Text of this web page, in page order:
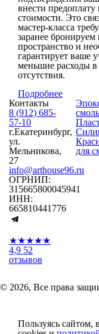
внести
стоимости. Это
мастер-класса
заранее
пространство и
гарантирует ваше
меньшие расходы в
отсутствия.
Подробнее
Контакты
8 (912) 685-
57-10
г.Екатеринбург,
ул.
Мельникова,
27
info@arthouse96.ru
ОГРНИП:
315665800045941
ИНН:
665810441776
★★★★★
4,9 52
отзывов
для
© 2026, Все права
Пользуясь сайтом,